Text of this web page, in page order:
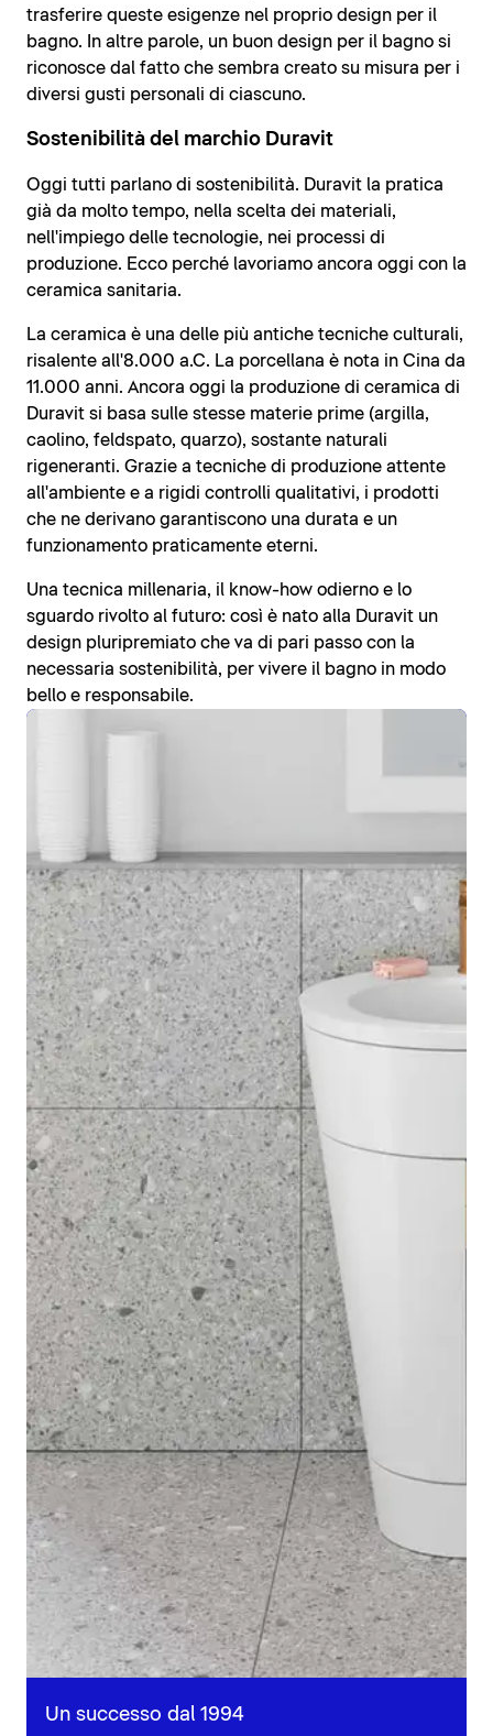
trasferire queste esigenze nel proprio design per il
bagno. In altre parole, un buon design per il bagno si
riconosce dal fatto che sembra creato su misura per i
diversi gusti personali di ciascuno.
Sostenibilità del marchio Duravit
Oggi tutti parlano di sostenibilità. Duravit la pratica
già da molto tempo, nella scelta dei materiali,
nell'impiego delle tecnologie, nei processi di
produzione. Ecco perché lavoriamo ancora oggi con la
ceramica sanitaria.
La ceramica è una delle più antiche tecniche culturali,
risalente all'8.000 a.C. La porcellana è nota in Cina da
11.000 anni. Ancora oggi la produzione di ceramica di
Duravit si basa sulle stesse materie prime (argilla,
caolino, feldspato, quarzo), sostante naturali
rigeneranti. Grazie a tecniche di produzione attente
all'ambiente e a rigidi controlli qualitativi, i prodotti
che ne derivano garantiscono una durata e un
funzionamento praticamente eterni.
Una tecnica millenaria, il know-how odierno e lo
sguardo rivolto al futuro: così è nato alla Duravit un
design pluripremiato che va di pari passo con la
necessaria sostenibilità, per vivere il bagno in modo
bello e responsabile.
Un successo dal 1994